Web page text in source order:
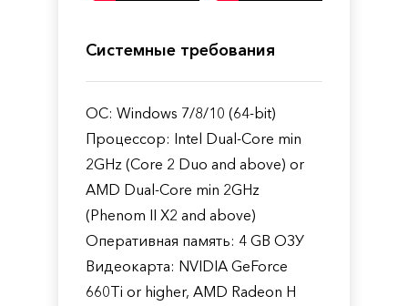
Системные требования
ОС: Windows 7/8/10 (64-bit)
Процессор: Intel Dual-Core min
2GHz (Core 2 Duo and above) or
AMD Dual-Core min 2GHz
(Phenom II X2 and above)
Оперативная память: 4 GB ОЗУ
Видеокарта: NVIDIA GeForce
660Ti or higher, AMD Radeon H